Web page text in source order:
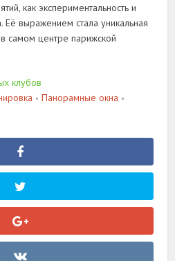
как экспериментальность и
Её выражением стала уникальная
самом центре парижской
клубов
• Панорамные окна •